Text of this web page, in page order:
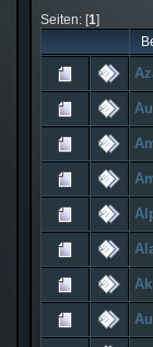
Seiten: [1]